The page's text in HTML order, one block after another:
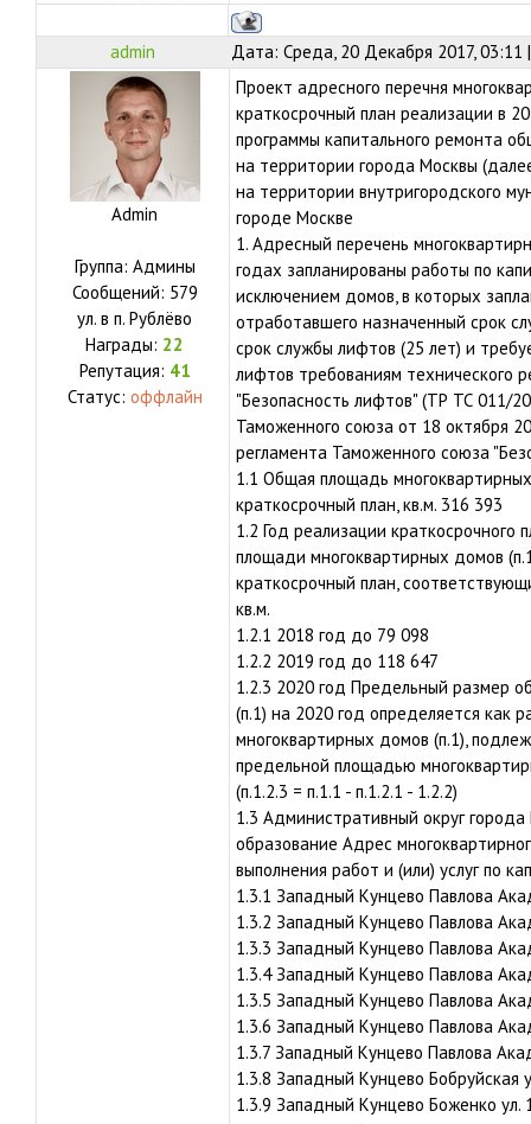
admin Дата: Среда, 20 Декабря 2017,
Admin
Группа: Админы
Сообщений: 579
ул. в п. Рублёво
Награды: 22
Репутация: 41
Статус: оффлайн
Проект адресного перечня
краткосрочный план реализации в
программы капитального ремонта
на территории города Москвы
на территории внутригородского
городе Москве
1. Адресный перечень
годах запланированы работы по
исключением домов, в которых
отработавшего назначенный срок
срок службы лифтов (25 лет) и
лифтов требованиям технического
"Безопасность лифтов" (ТР ТС 011/
Таможенного союза от 18 октября
регламента Таможенного союза
1.1 Общая площадь
краткосрочный план, кв.м. 316 393
1.2 Год реализации краткосрочного
площади многоквартирных домов
краткосрочный план,
кв.м.
1.2.1 2018 год до 79 098
1.2.2 2019 год до 118 647
1.2.3 2020 год Предельный размер
(п.1) на 2020 год определяется
многоквартирных домов (п.1),
предельной площадью
(п.1.2.3 = п.1.1 - п.1.2.1 - 1.2.2)
1.3 Административный округ
образование Адрес
выполнения работ и (или) услуг по
1.3.1 Западный Кунцево Павлова
1.3.2 Западный Кунцево Павлова
1.3.3 Западный Кунцево Павлова
1.3.4 Западный Кунцево Павлова
1.3.5 Западный Кунцево Павлова
1.3.6 Западный Кунцево Павлова
1.3.7 Западный Кунцево Павлова
1.3.8 Западный Кунцево Бобруйская
1.3.9 Западный Кунцево Боженко ул.